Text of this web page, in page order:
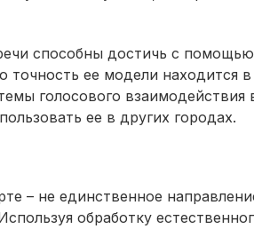
способны достичь с
точность ее модели находится
голосового
ее в других городах.
– не единственное
обработку